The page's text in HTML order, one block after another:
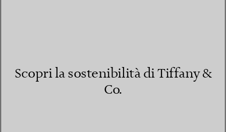
Scopri la sostenibilità di Tiffany &
Co.